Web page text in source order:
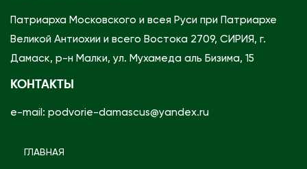
Патриарха Московского и всея Руси при Патриархе
Великой Антиохии и всего Востока 2709, СИРИЯ, г.
Дамаск, р-н Малки, ул. Мухамеда аль Бизима, 15
КОНТАКТЫ
e-mail: podvorie-damascus@yandex.ru
ГЛАВНАЯ